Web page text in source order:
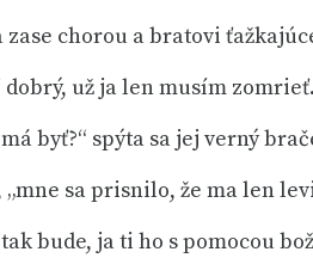
zase chorou a bratovi
už ja len musím
byť?“ spýta sa jej verný
„mne sa prisnilo, že ma len
bude, ja ti ho s pomocou